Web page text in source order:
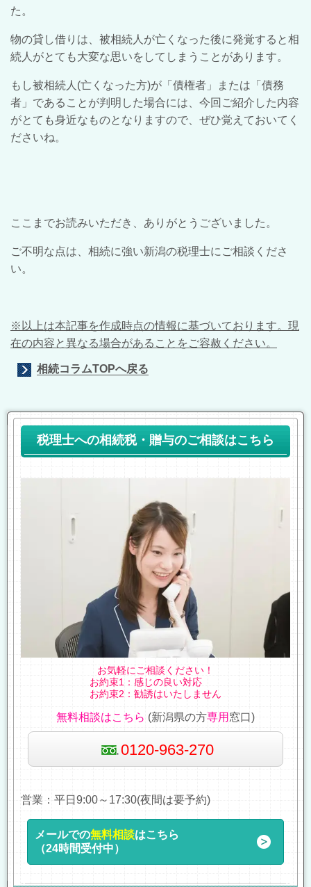
た。
物の貸し借りは、被相続人が亡くなった後に発覚すると相
続人がとても大変な思いをしてしまうことがあります。
もし被相続人(亡くなった方)が「債権者」または「債務
者」であることが判明した場合には、今回ご紹介した内容
がとても身近なものとなりますので、ぜひ覚えておいてく
ださいね。
ここまでお読みいただき、ありがとうございました。
ご不明な点は、相続に強い新潟の税理士にご相談くださ
い。
※以上は本記事を作成時点の情報に基づいております。現
在の内容と異なる場合があることをご容赦ください。
相続コラムTOPへ戻る
税理士への相続税・贈与のご相談はこちら
お気軽にご相談ください！
お約束1：感じの良い対応
お約束2：勧誘はいたしません
無料相談はこちら (新潟県の方専用 窓口)
0120-963-270
営業：平日9:00～17:30(夜間は要予約)
メールでの無料相談はこちら
（24時間受付中）